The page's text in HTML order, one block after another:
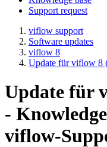
Support request
viflow support
Software updates
viflow 8
Update für viflow 8
Update für
-
viflow-